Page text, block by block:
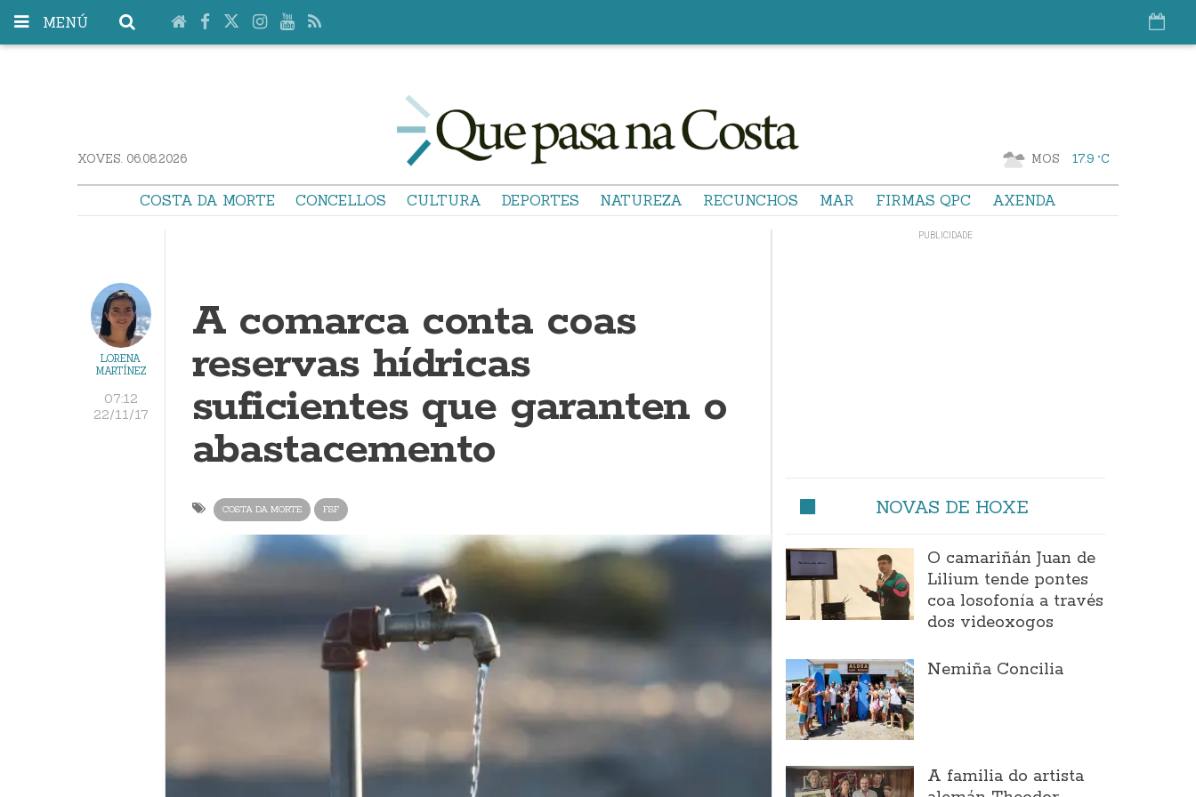
MENÚ
XOVES. 06.08.2026 MOS 17.9 °C
COSTA DA MORTE CONCELLOS CULTURA DEPORTES NATUREZA RECUNCHOS MAR FIRMAS QPC AXENDA
LORENA
MARTÍNEZ
07:12
22/11/17
A comarca conta coas
reservas hídricas
suficientes que garanten o
abastacemento
COSTA DA MORTE FSF NOVAS DE HOXE
O camariñán Juan de
Lilium tende pontes
coa losofonía a través
dos videoxogos
Nemiña Concilia
A familia do artista